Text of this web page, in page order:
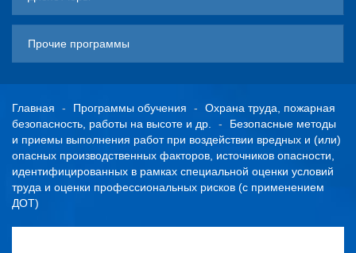
Прочие программы
Главная Программы обучения
Охрана труда, пожарная
безопасность, работы на высоте и др.
Безопасные методы
и приемы выполнения работ при воздействии вредных и (или)
опасных производственных факторов, источников опасности,
идентифицированных в рамках специальной оценки условий
труда и оценки профессиональных рисков (с применением
ДОТ)